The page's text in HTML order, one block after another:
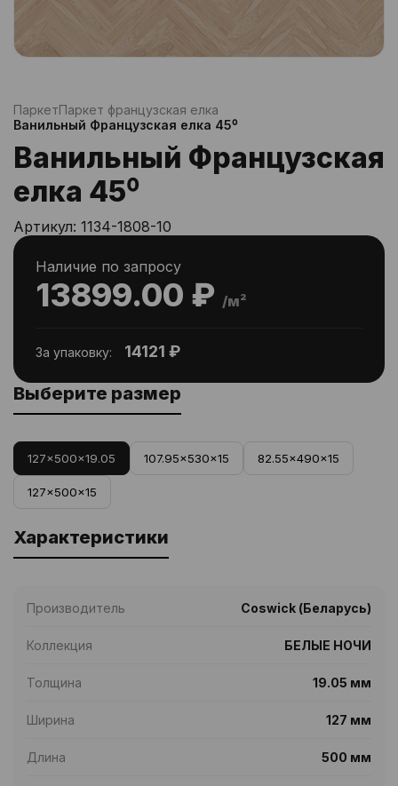
ПаркетПаркет французская елка
Ванильный Французская елка 45⁰
Ванильный Французская
елка 45⁰
Артикул: 1134-1808-10
13899.00 ₽ /м²
Наличие по запросу
За упаковку: 14121 ₽
Выберите размер
127x500x19.05 107.95x530x15 82.55x490x15
127x500x15
Характеристики
Производитель Coswick (Беларусь)
Коллекция БЕЛЫЕ НОЧИ
Толщина 19.05 мм
Ширина 127 мм
Длина 500 мм